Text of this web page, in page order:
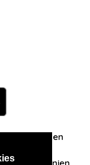
Erfahrungen